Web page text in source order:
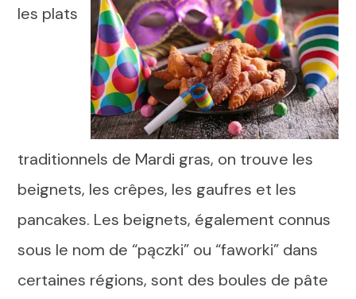
les plats
traditionnels de Mardi gras, on trouve les
beignets, les crêpes, les gaufres et les
pancakes. Les beignets, également connus
sous le nom de “pączki” ou “faworki” dans
certaines régions, sont des boules de pâte